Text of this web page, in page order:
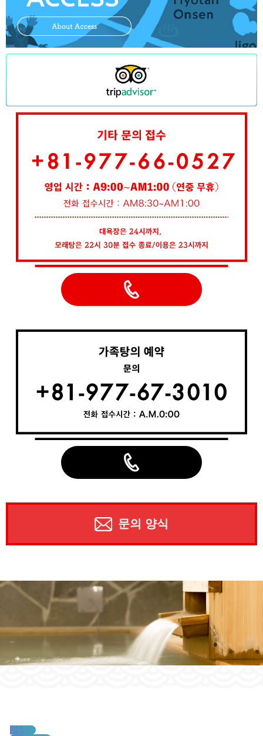
문의 양식